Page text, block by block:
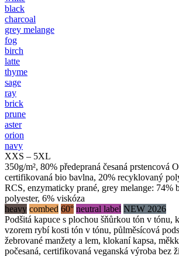
black
charcoal
grey melange
fog
birch
latte
thyme
sage
ray
brick
prune
aster
orion
navy
XXS – 5XL
350g/m², 80% předepraná česaná prstencová
certifikovaná bio bavlna, 20% recyklovaný
RCS, enzymaticky prané, grey melange: 74%
polyester, 6% viskóza
heavy combed 60° neutral label NEW 2026
Podšitá kapuce s plochou šňůrkou tón v tónu,
vzorem rybí kosti tón v tónu, půlměsícová
žebrované manžety a lem, klokaní kapsa,
počesaná, certifikovaná veganská výroba bez